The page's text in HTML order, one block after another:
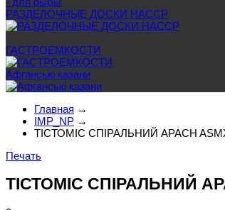
РАЗДЕЛОЧНЫЕ ДОСКИ HACCP
ГАСТРОЕМКОСТИ
Афганські казани
Главная →
IMP_NP →
ТІСТОМІС СПІРАЛЬНИЙ APACH
Печать
ТІСТОМІС СПІРАЛЬНИЙ